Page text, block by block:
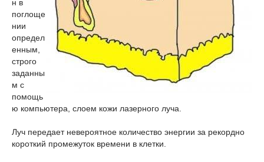
н в
поглоще
нии
определ
енным,
строго
заданны
м с
помощь
ю компьютера, слоем кожи лазерного луча.
Луч передает невероятное количество энергии за рекордно
короткий промежуток времени в клетки.